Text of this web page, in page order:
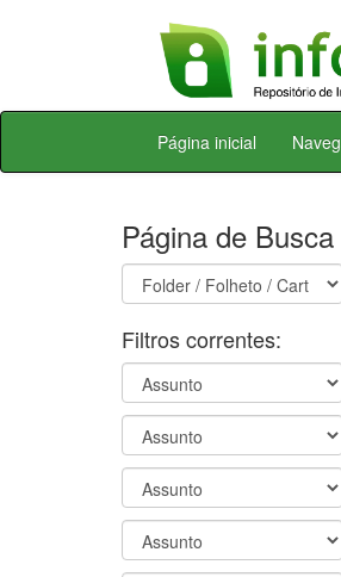
Skip
Página inicial
Página de Busca
Filtros correntes: